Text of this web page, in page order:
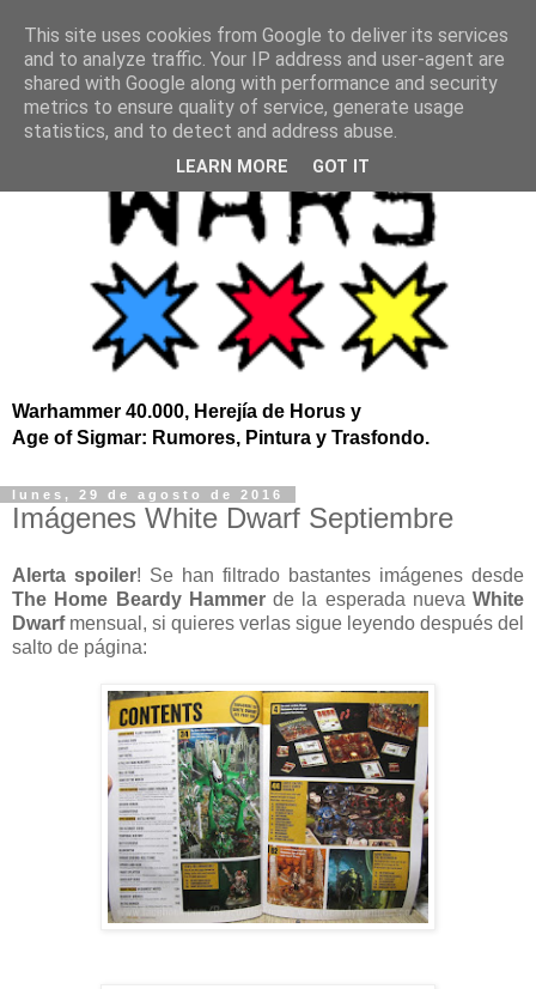
Warhammer 40.000, Herejía de Horus y
Age of Sigmar: Rumores, Pintura y Trasfondo.
lunes, 29 de agosto de 2016
Imágenes White Dwarf Septiembre
Alerta spoiler! Se han filtrado bastantes imágenes desde
The Home Beardy Hammerde la esperada nueva White
Dwarfmensual, si quieres verlas sigue leyendo después del
salto de página:
This site uses cookies from Google to deliver its services
and to analyze traffic. Your IP address and user-agent are
shared with Google along with performance and security
metrics to ensure quality of service, generate usage
statistics, and to detect and address abuse.
LEARN MORE GOT IT